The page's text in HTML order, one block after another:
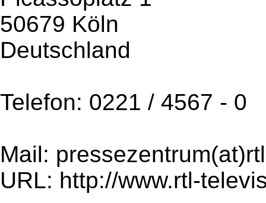
50679 Köln
Deutschland
Telefon: 0221 / 4567 - 0
Mail:
URL: http://www.rtl-